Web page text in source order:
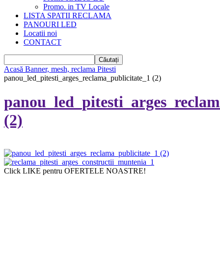
Promo. in TV Locale
LISTA SPATII RECLAMA
PANOURI LED
Locatii noi
CONTACT
Acasă Banner, mesh, reclama Pitesti
panou_led_pitesti_arges_reclama_publicitate_1 (2)
(2)
Click LIKE pentru OFERTELE NOASTRE!